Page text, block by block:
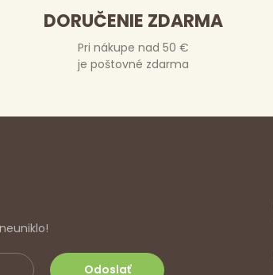
DORUČENIE ZDARMA
Pri nákupe nad 50 €
je poštovné zdarma